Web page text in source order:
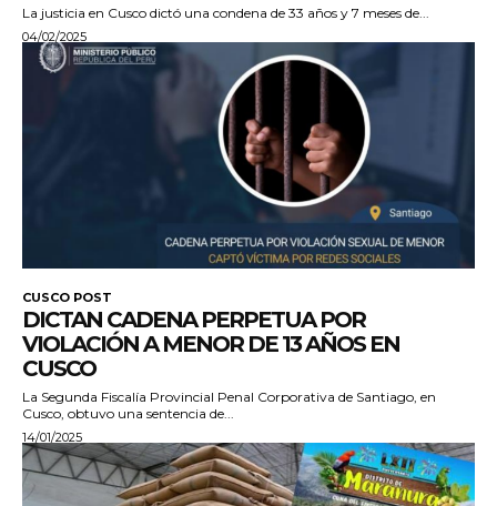
La justicia en Cusco dictó una condena de 33 años y 7 meses de...
04/02/2025
CUSCO POST
DICTAN CADENA PERPETUA POR
VIOLACIÓN A MENOR DE 13 AÑOS EN
CUSCO
La Segunda Fiscalía Provincial Penal Corporativa de Santiago, en
Cusco, obtuvo una sentencia de...
14/01/2025